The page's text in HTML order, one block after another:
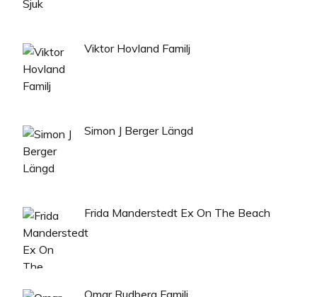
Viktor Hovland Familj
Simon J Berger Längd
Frida Manderstedt Ex On The Beach